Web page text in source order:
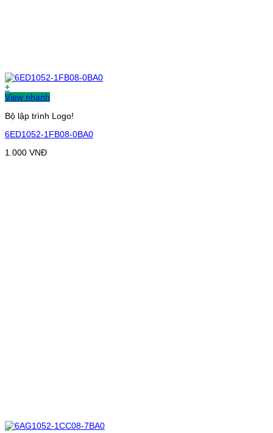
+
View nhanh
Bộ lập trình Logo!
6ED1052-1FB08-0BA0
1.000 VNĐ